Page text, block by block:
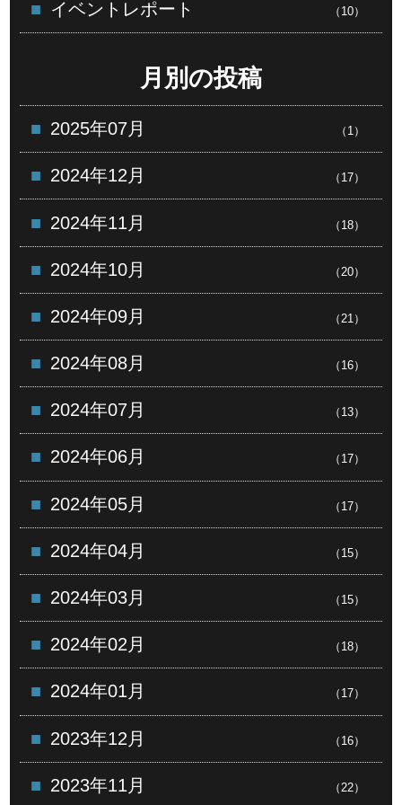
イベントレポート （10）
月別の投稿
2025年07月 （1）
2024年12月 （17）
2024年11月 （18）
2024年10月 （20）
2024年09月 （21）
2024年08月 （16）
2024年07月 （13）
2024年06月 （17）
2024年05月 （17）
2024年04月 （15）
2024年03月 （15）
2024年02月 （18）
2024年01月 （17）
2023年12月 （16）
2023年11月 （22）